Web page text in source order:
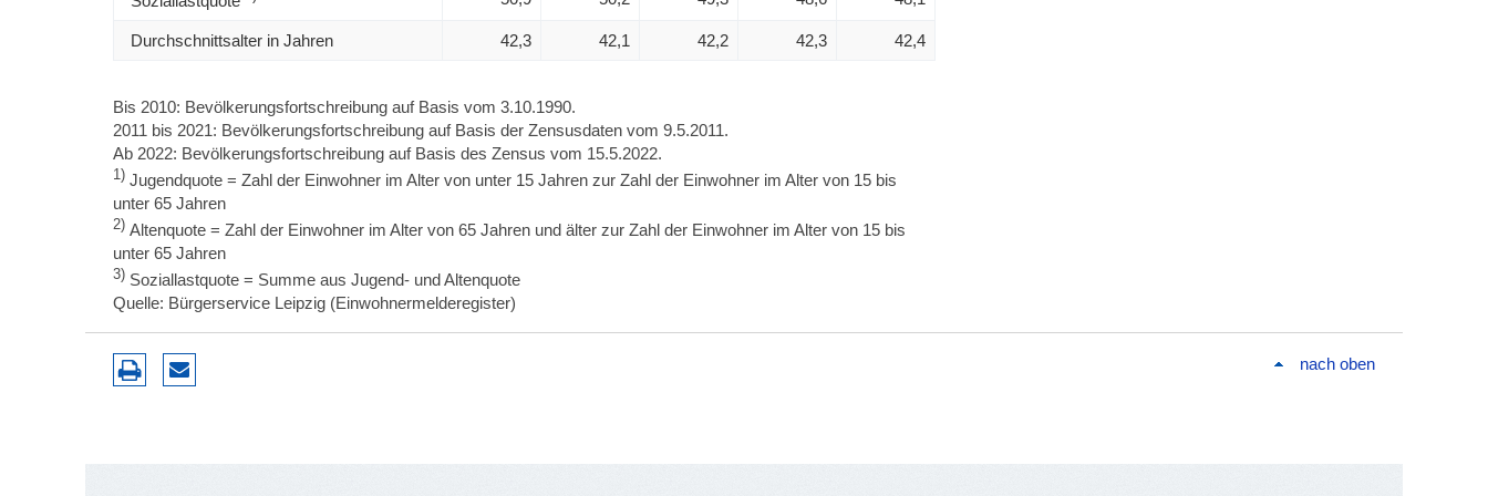
Durchschnittsalter in Jahren 42,3 42,1 42,2 42,3 42,4
Bis 2010: Bevölkerungsfortschreibung auf Basis vom 3.10.1990.
2011 bis 2021: Bevölkerungsfortschreibung auf Basis der Zensusdaten vom 9.5.2011.
Ab 2022: Bevölkerungsfortschreibung auf Basis des Zensus vom 15.5.2022.
1) Jugendquote = Zahl der Einwohner im Alter von unter 15 Jahren zur Zahl der Einwohner im Alter von 15 bis
unter 65 Jahren
2) Altenquote = Zahl der Einwohner im Alter von 65 Jahren und älter zur Zahl der Einwohner im Alter von 15 bis
unter 65 Jahren
3) Soziallastquote = Summe aus Jugend- und Altenquote
Quelle: Bürgerservice Leipzig (Einwohnermelderegister)
nach oben